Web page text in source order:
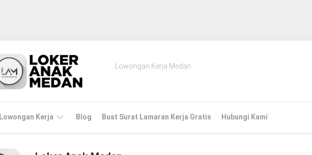
Lowongan Kerja Medan
Lowongan Kerja Blog Buat Surat Lamaran Kerja Gratis Hubungi Kami